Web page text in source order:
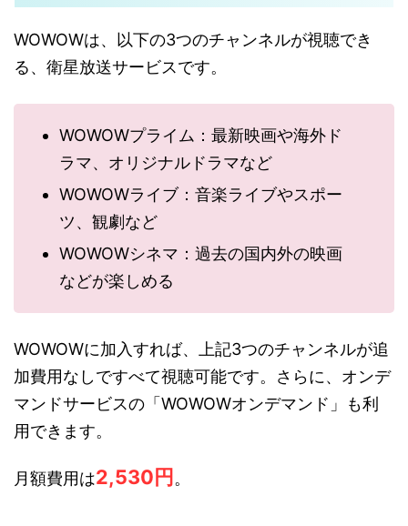
WOWOWは、以下の3つのチャンネルが視聴でき
る、衛星放送サービスです。
WOWOWプライム：最新映画や海外ド
ラマ、オリジナルドラマなど
WOWOWライブ：音楽ライブやスポー
ツ、観劇など
WOWOWシネマ：過去の国内外の映画
などが楽しめる
WOWOWに加入すれば、上記3つのチャンネルが追
加費用なしですべて視聴可能です。さらに、オンデ
マンドサービスの「WOWOWオンデマンド」も利
用できます。
月額費用は2,530円。